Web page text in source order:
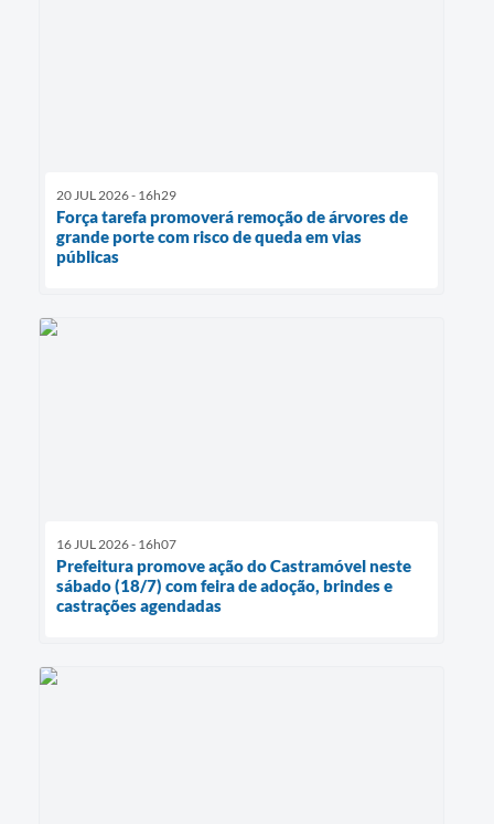
20 JUL 2026 - 16h29
Força tarefa promoverá remoção de árvores de
grande porte com risco de queda em vias
públicas
16 JUL 2026 - 16h07
Prefeitura promove ação do Castramóvel neste
sábado (18/7) com feira de adoção, brindes e
castrações agendadas